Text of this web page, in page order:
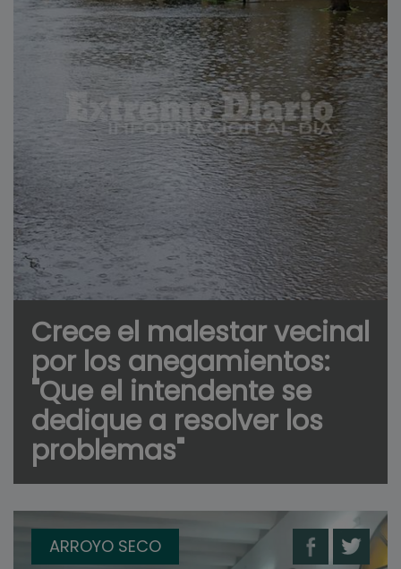
Crece el malestar vecinal
por los anegamientos:
"Que el intendente se
dedique a resolver los
problemas"
ARROYO SECO